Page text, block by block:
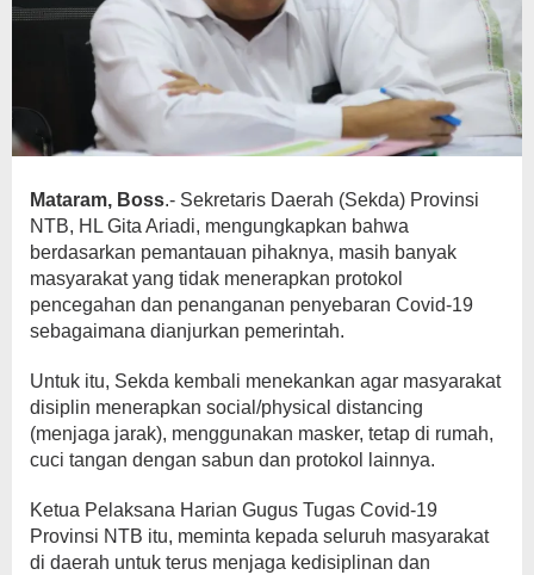
Mataram, Boss.- Sekretaris Daerah (Sekda) Provinsi
NTB, HL Gita Ariadi, mengungkapkan bahwa
berdasarkan pemantauan pihaknya, masih banyak
masyarakat yang tidak menerapkan protokol
pencegahan dan penanganan penyebaran Covid-19
sebagaimana dianjurkan pemerintah.
Untuk itu, Sekda kembali menekankan agar masyarakat
disiplin menerapkan social/physical distancing
(menjaga jarak), menggunakan masker, tetap di rumah,
cuci tangan dengan sabun dan protokol lainnya.
Ketua Pelaksana Harian Gugus Tugas Covid-19
Provinsi NTB itu, meminta kepada seluruh masyarakat
di daerah untuk terus menjaga kedisiplinan dan